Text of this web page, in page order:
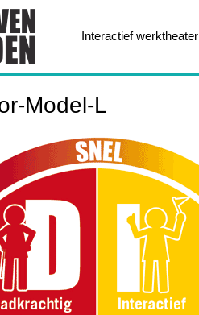
Interactief werktheater
Model-L